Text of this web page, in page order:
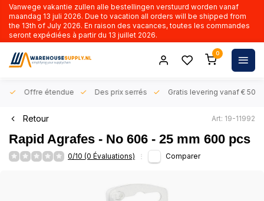
Vanwege vakantie zullen alle bestellingen verstuurd worden vanaf
maandag 13 juli 2026. Due to vacation all orders will be shipped from
the 13th of July 2026. En raison des vacances, toutes les commandes
seront expédiées à partir du 13 juillet 2026.
0
Offre étendue Des prix serrés Gratis levering vanaf € 50,-
Retour Art: 19-11992
Rapid Agrafes - No 606 - 25 mm 600 pcs
0/10 (0 Évaluations) Comparer